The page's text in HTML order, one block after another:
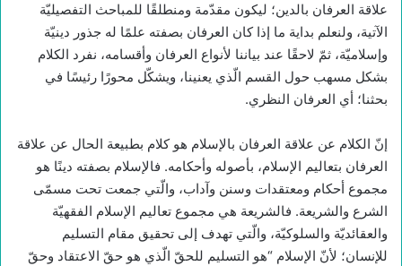
علاقة العرفان بالدين؛ ليكون مقدّمة ومنطلقًا للمباحث التفصيليّة
الآتية، ولنعلم بداية ما إذا كان العرفان بصفته علمًا له جذور دينيّة
وإسلاميّة، ثمّ لاحقًا عند بياننا لأنواع العرفان وأقسامه، نفرد الكلام
بشكل مسهب حول القسم الّذي يعنينا، ويشكّل محورًا رئيسًا في
بحثنا؛ أي العرفان النظري.
إنّ الكلام عن علاقة العرفان بالإسلام هو كلام بطبيعة الحال عن علاقة
العرفان بتعاليم الإسلام، بأصوله وأحكامه. فالإسلام بصفته دينًا هو
مجموع أحكام ومعتقدات وسنن وآداب، والّتي جمعت تحت مسمّى
الشرع والشريعة. فالشريعة هي مجموع تعاليم الإسلام الفقهيّة
والعقائديّة والسلوكيّة، والّتي تهدف إلى تحقيق مقام التسليم
للإنسان؛ لأنّ الإسلام “هو التسليم للحقّ الّذي هو حقّ الاعتقاد وحقّ